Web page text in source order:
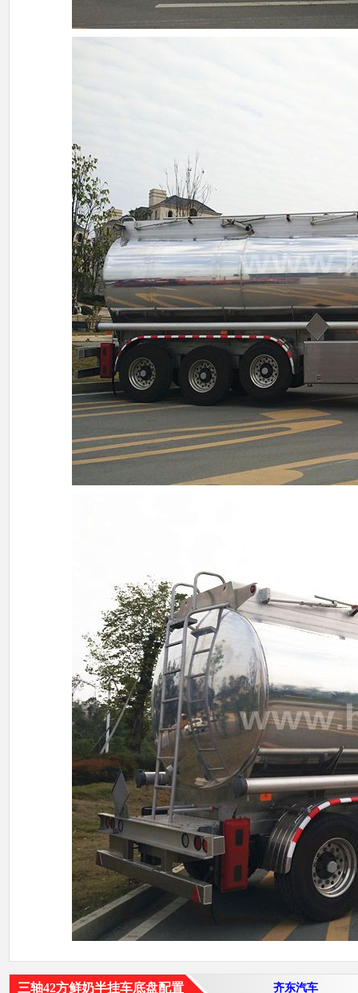
三轴42方鲜奶半挂车底盘配置 齐东汽车